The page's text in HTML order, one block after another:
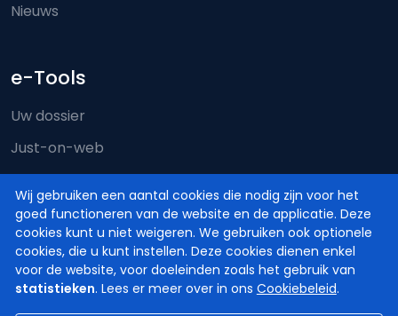
Wij gebruiken een aantal cookies die nodig zijn voor het
goed functioneren van de website en de applicatie. Deze
cookies kunt u niet weigeren. We gebruiken ook optionele
cookies, die u kunt instellen. Deze cookies dienen enkel
voor de website, voor doeleinden zoals het gebruik van
statistieken. Lees er meer over in ons Cookiebeleid.
Nieuws
e-Tools
Uw dossier
Just-on-web
e-Deposit
Territoriale bevoegdheid